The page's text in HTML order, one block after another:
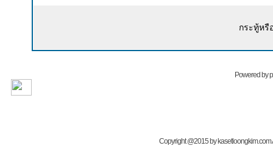
กระทู้หรื
Powered by
Copyright @2015 by kasetloongkim.com